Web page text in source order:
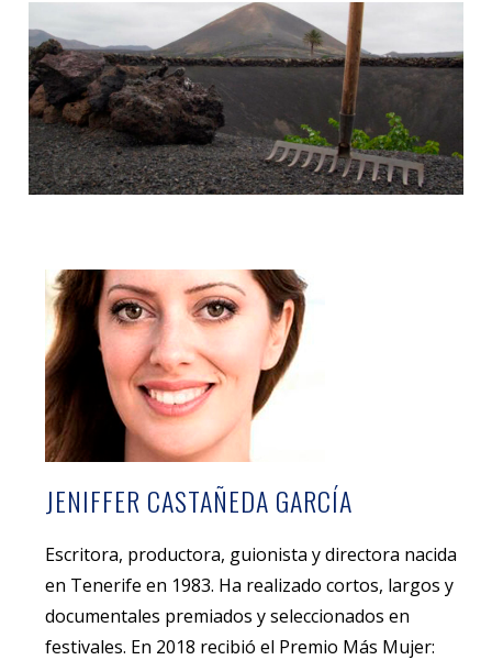
JENIFFER CASTAÑEDA GARCÍA
Escritora, productora, guionista y directora nacida
en Tenerife en 1983. Ha realizado cortos, largos y
documentales premiados y seleccionados en
festivales. En 2018 recibió el Premio Más Mujer: